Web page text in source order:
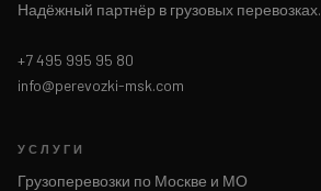
Надёжный партнёр в грузовых перевозках.
+7 495 995 95 80
info@perevozki-msk.com
УСЛУГИ
Грузоперевозки по Москве и МО